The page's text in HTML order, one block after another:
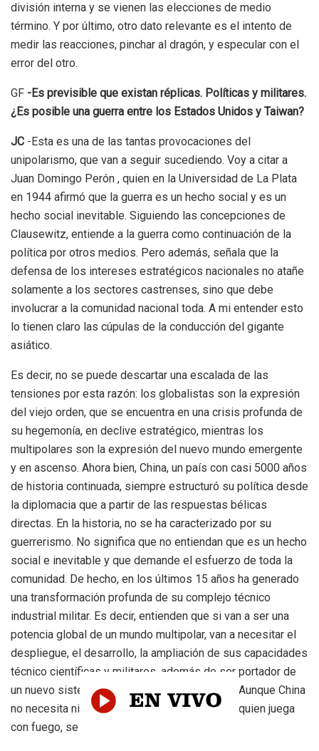
división interna y se vienen las elecciones de medio
término. Y por último, otro dato relevante es el intento de
medir las reacciones, pinchar al dragón, y especular con el
error del otro.
GF -Es previsible que existan réplicas. Políticas y militares.
¿Es posible una guerra entre los Estados Unidos y Taiwan?
JC -Esta es una de las tantas provocaciones del
unipolarismo, que van a seguir sucediendo. Voy a citar a
Juan Domingo Perón , quien en la Universidad de La Plata
en 1944 afirmó que la guerra es un hecho social y es un
hecho social inevitable. Siguiendo las concepciones de
Clausewitz, entiende a la guerra como continuación de la
política por otros medios. Pero además, señala que la
defensa de los intereses estratégicos nacionales no atañe
solamente a los sectores castrenses, sino que debe
involucrar a la comunidad nacional toda. A mi entender esto
lo tienen claro las cúpulas de la conducción del gigante
asiático.
Es decir, no se puede descartar una escalada de las
tensiones por esta razón: los globalistas son la expresión
del viejo orden, que se encuentra en una crisis profunda de
su hegemonía, en declive estratégico, mientras los
multipolares son la expresión del nuevo mundo emergente
y en ascenso. Ahora bien, China, un país con casi 5000 años
de historia continuada, siempre estructuró su política desde
la diplomacia que a partir de las respuestas bélicas
directas. En la historia, no se ha caracterizado por su
guerrerismo. No significa que no entiendan que es un hecho
social e inevitable y que demande el esfuerzo de toda la
comunidad. De hecho, en los últimos 15 años ha generado
una transformación profunda de su complejo técnico
industrial militar. Es decir, entienden que si van a ser una
potencia global de un mundo multipolar, van a necesitar el
despliegue, el desarrollo, la ampliación de sus capacidades
técnico científicas y militares, además de ser portador de
un nuevo sistema de valores civilizacionales. Aunque China
no necesita ninguna guerra, emite el mensaje: quien juega
con fuego, se termina quemando.